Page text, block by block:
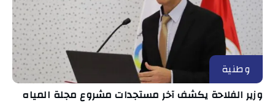
وطنية
وزير الفلاحة يكشف آخر مستجدات مشروع مجلة المياه